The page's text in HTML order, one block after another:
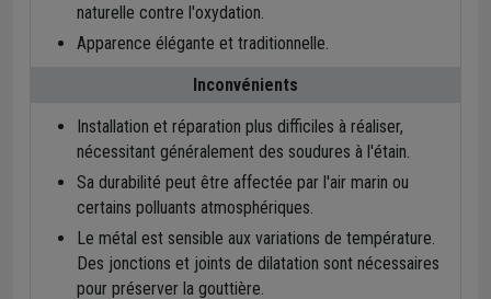
naturelle contre l'oxydation.
Apparence élégante et traditionnelle.
Inconvénients
Installation et réparation plus difficiles à réaliser,
nécessitant généralement des soudures à l'étain.
Sa durabilité peut être affectée par l'air marin ou
certains polluants atmosphériques.
Le métal est sensible aux variations de température.
Des jonctions et joints de dilatation sont nécessaires
pour préserver la gouttière.